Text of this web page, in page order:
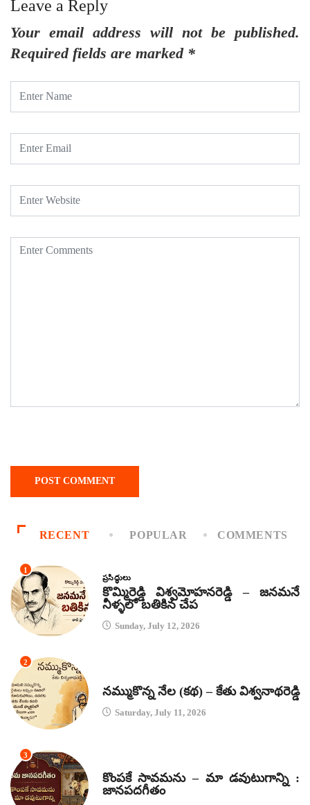
Leave a Reply
Your email address will not be published.
Required fields are marked *
RECENT POPULAR COMMENTS
1
ప్రసిద్ధులు
కొమ్మిరెడ్డి విశ్వమోహనరెడ్డి – జనమనే
నీళ్ళలో బతికిన చేప
Sunday, July 12, 2026
2
నమ్ముకొన్న నేల (కథ) – కేతు విశ్వనాథరెడ్డి
Saturday, July 11, 2026
3
కొంపకే సావమను – మా డవుటుగాన్ని :
జానపదగీతం